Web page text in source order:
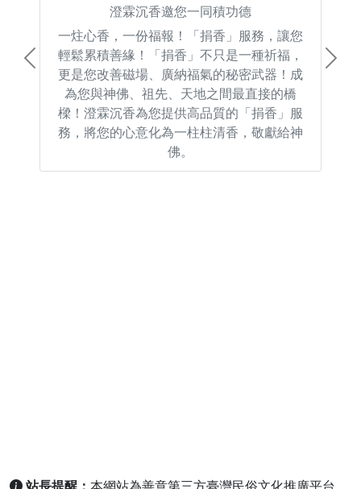
澄霖沉香邀您一同積功德
一炷心香，一份福報！「捐香」服務，讓您
輕鬆累積善緣！「捐香」不只是一種祈福，
更是您改善磁場、廣納福氣的秘密武器！成
為您與神佛、祖先、天地之間最直接的橋
樑！澄霖沉香為您提供高品質的「捐香」服
務，將您的心意化為一柱柱清香，敬獻給神
佛。
Previous Next